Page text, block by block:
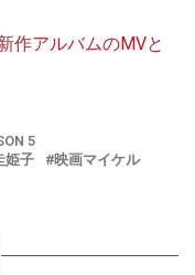
作アルバムのMVと
5
姫子 映画マイケル